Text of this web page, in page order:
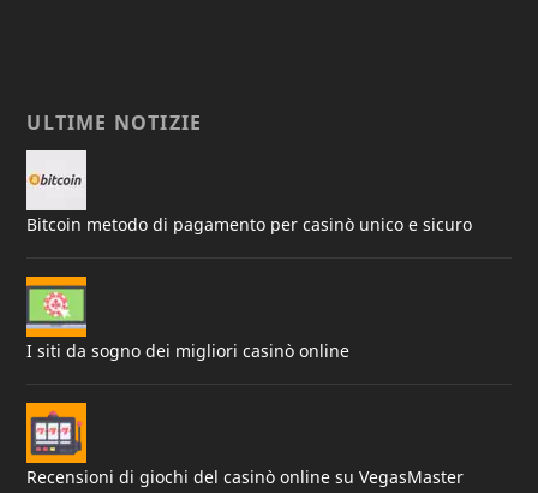
ULTIME NOTIZIE
Bitcoin metodo di pagamento per casinò unico e sicuro
I siti da sogno dei migliori casinò online
Recensioni di giochi del casinò online su VegasMaster